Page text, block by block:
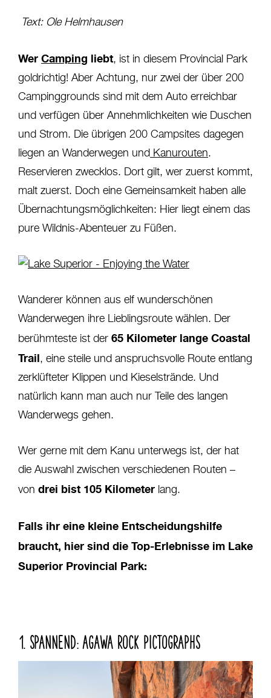
Text: Ole Helmhausen
Wer Camping liebt, ist in diesem Provincial Park
goldrichtig! Aber Achtung, nur zwei der über 200
Campinggrounds sind mit dem Auto erreichbar
und verfügen über Annehmlichkeiten wie Duschen
und Strom. Die übrigen 200 Campsites dagegen
liegen an Wanderwegen und Kanurouten.
Reservieren zwecklos. Dort gilt, wer zuerst kommt,
malt zuerst. Doch eine Gemeinsamkeit haben alle
Übernachtungsmöglichkeiten: Hier liegt einem das
pure Wildnis-Abenteuer zu Füßen.
Wanderer können aus elf wunderschönen
Wanderwegen ihre Lieblingsroute wählen. Der
berühmteste ist der 65 Kilometer lange Coastal
Trail, eine steile und anspruchsvolle Route entlang
zerklüfteter Klippen und Kieselstrände. Und
natürlich kann man auch nur Teile des langen
Wanderwegs gehen.
Wer gerne mit dem Kanu unterwegs ist, der hat
die Auswahl zwischen verschiedenen Routen –
von drei bist 105 Kilometer lang.
Falls ihr eine kleine Entscheidungshilfe
braucht, hier sind die Top-Erlebnisse im Lake
Superior Provincial Park:
1. SPANNEND: AGAWA ROCK PICTOGRAPHS